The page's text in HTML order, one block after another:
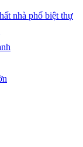
nhà phố biệt thự